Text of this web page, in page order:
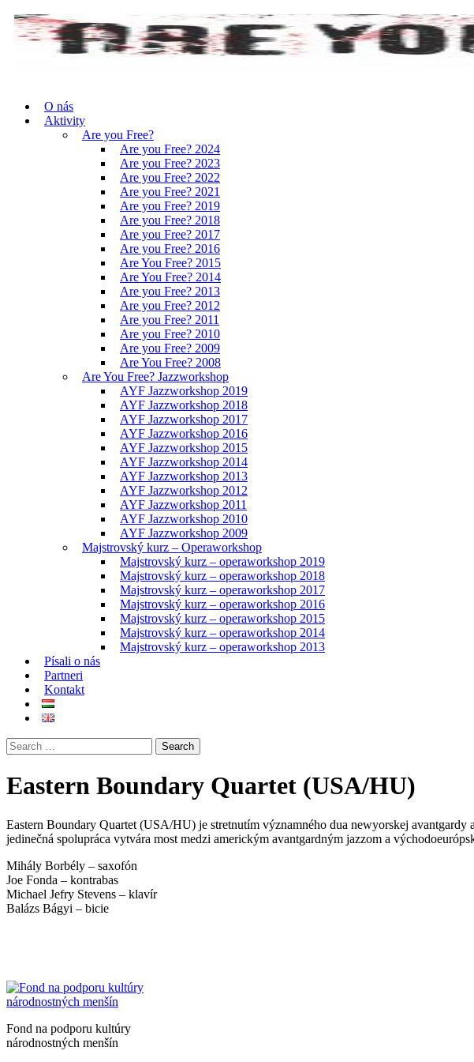
O nás
Aktivity
Are you Free?
Are you Free? 2024
Are you Free? 2023
Are you Free? 2022
Are you Free? 2021
Are you Free? 2019
Are you Free? 2018
Are you Free? 2017
Are you Free? 2016
Are You Free? 2015
Are You Free? 2014
Are you Free? 2013
Are you Free? 2012
Are you Free? 2011
Are you Free? 2010
Are you Free? 2009
Are You Free? 2008
Are You Free? Jazzworkshop
AYF Jazzworkshop 2019
AYF Jazzworkshop 2018
AYF Jazzworkshop 2017
AYF Jazzworkshop 2016
AYF Jazzworkshop 2015
AYF Jazzworkshop 2014
AYF Jazzworkshop 2013
AYF Jazzworkshop 2012
AYF Jazzworkshop 2011
AYF Jazzworkshop 2010
AYF Jazzworkshop 2009
Majstrovský kurz – Operaworkshop
Majstrovský kurz – operaworkshop 2019
Majstrovský kurz – operaworkshop 2018
Majstrovský kurz – operaworkshop 2017
Majstrovský kurz – operaworkshop 2016
Majstrovský kurz – operaworkshop 2015
Majstrovský kurz – operaworkshop 2014
Majstrovský kurz – operaworkshop 2013
Písali o nás
Partneri
Kontakt
Eastern Boundary Quartet (USA/HU)
Eastern Boundary Quartet (USA/HU) je stretnutím významného dua newyorskej
jedinečná spolupráca vytvára most medzi americkým avantgardným jazzom a
Mihály Borbély – saxofón
Joe Fonda – kontrabas
Michael Jefry Stevens – klavír
Balázs Bágyi – bicie
Fond na podporu kultúry
národnostných menšín